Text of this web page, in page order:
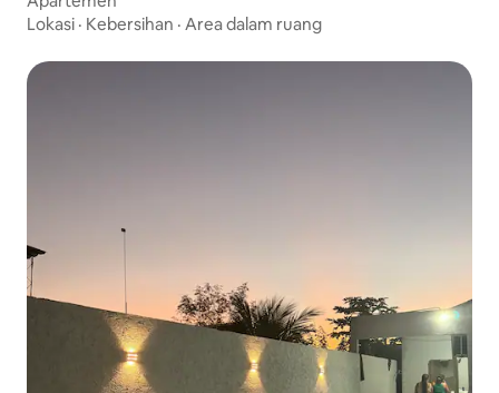
Lokasi · Kebersihan · Area dalam ruang